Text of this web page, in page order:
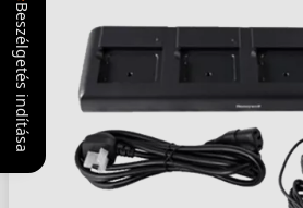
Beszélgetés indítása